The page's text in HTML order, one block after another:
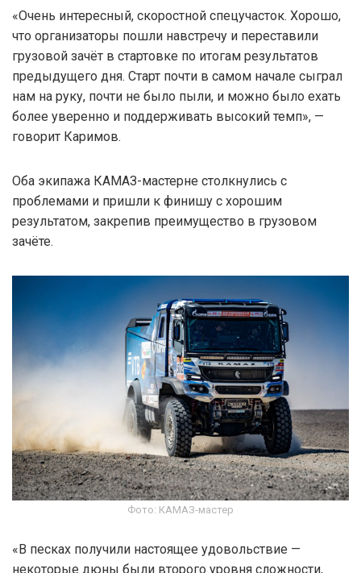
«Очень интересный, скоростной спецучасток. Хорошо,
что организаторы пошли навстречу и переставили
грузовой зачёт в стартовке по итогам результатов
предыдущего дня. Старт почти в самом начале сыграл
нам на руку, почти не было пыли, и можно было ехать
более уверенно и поддерживать высокий темп», —
говорит Каримов.
Оба экипажа КАМАЗ-мастерне столкнулись с
проблемами и пришли к финишу с хорошим
результатом, закрепив преимущество в грузовом
зачёте.
Фото: КАМАЗ-мастер
«В песках получили настоящее удовольствие —
некоторые дюны были второго уровня сложности,